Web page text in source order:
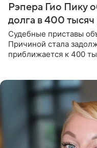
Рэпера Гио Пику
долга в 400
Судебные приставы
Причиной стала
приближается к 400